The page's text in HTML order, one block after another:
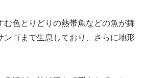
む色とりどりの熱帯魚などの魚が舞
ンゴまで生息しており、さらに地形